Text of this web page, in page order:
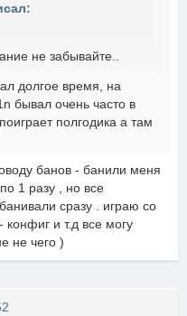
не забывайте..
долгое время, на
бывал очень часто в
полгодика а там
банов - банили меня
1 разу , но все
сразу . играю со
и т.д все могу
не чего )